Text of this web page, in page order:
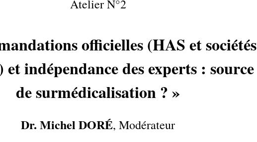
Atelier N°2
officielles (HAS et sociétés
et indépendance des experts : source
de surmédicalisation ? »
Dr. Michel DORÉ, Modérateur